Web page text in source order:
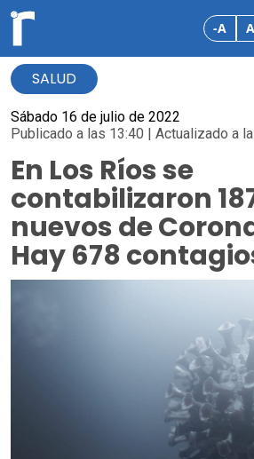
-A
SALUD
Sábado 16 de julio de 2022
Publicado a las 13:40 | Actualizado a
En Los Ríos se
contabilizaron
nuevos de
Hay 678